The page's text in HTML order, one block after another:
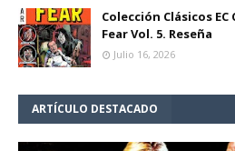
Colección Clásicos
Fear Vol. 5. Reseña
Julio 16, 2026
ARTÍCULO DESTACADO